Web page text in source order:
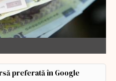
preferată în Google